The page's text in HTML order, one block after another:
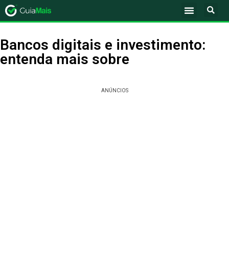
Bancos digitais e investimento:
entenda mais sobre
ANÚNCIOS